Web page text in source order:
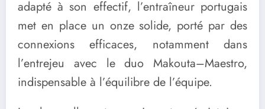
adapté à son effectif, l’entraîneur portugais
met en place un onze solide, porté par des
connexions efficaces, notamment dans
l’entrejeu avec le duo Makouta–Maestro,
indispensable à l’équilibre de l’équipe.